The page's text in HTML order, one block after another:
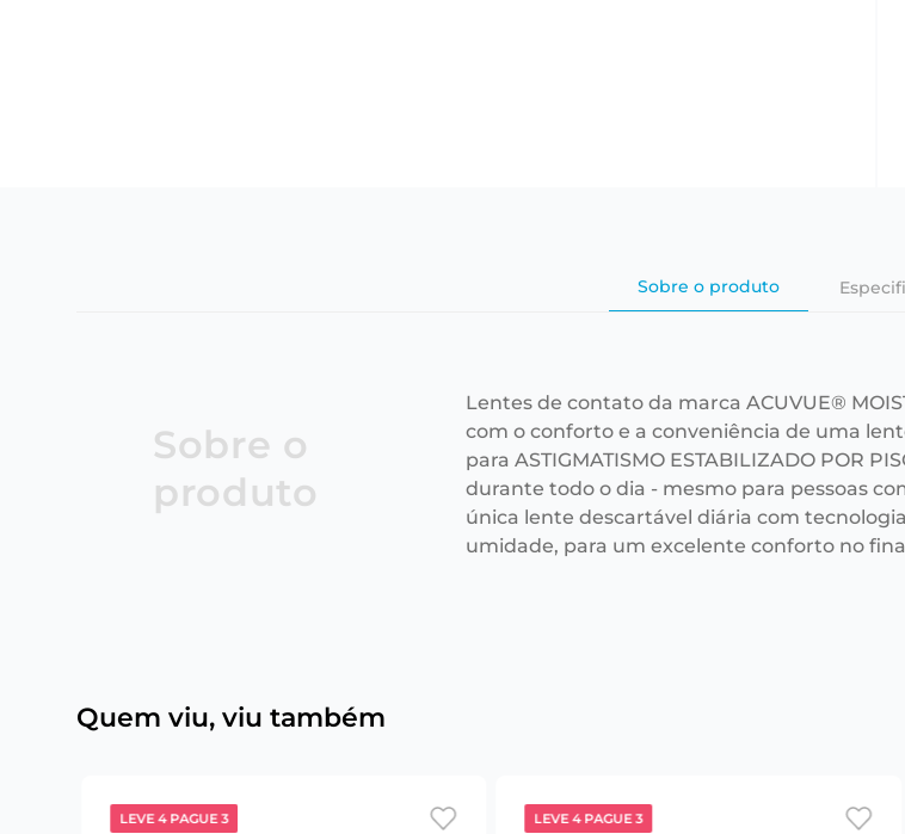
Sobre o produto
Sobre o
produto
Lentes de contato da marca ACUVUE®
com o conforto e a conveniência de uma
para ASTIGMATISMO ESTABILIZADO POR
durante todo o dia - mesmo para pessoas
única lente descartável diária com
umidade, para um excelente conforto no
Quem viu, viu também
LEVE 4 PAGUE 3 LEVE 4 PAGUE 3